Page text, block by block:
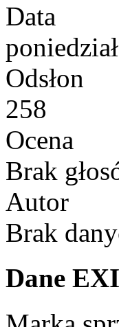
Data
Odsłon
258
Ocena
Brak
Autor
Brak
Dane